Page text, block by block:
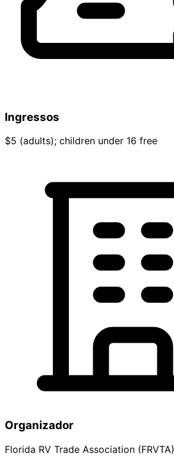
Ingressos
$5 (adults); children under 16 free
Organizador
Florida RV Trade Association (FRVTA)